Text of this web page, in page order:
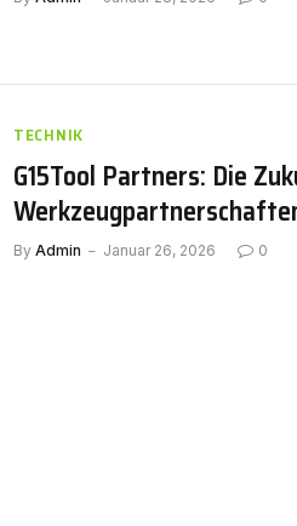
TECHNIK
G15Tool Partners: Die
By Admin Januar 26, 2026 0